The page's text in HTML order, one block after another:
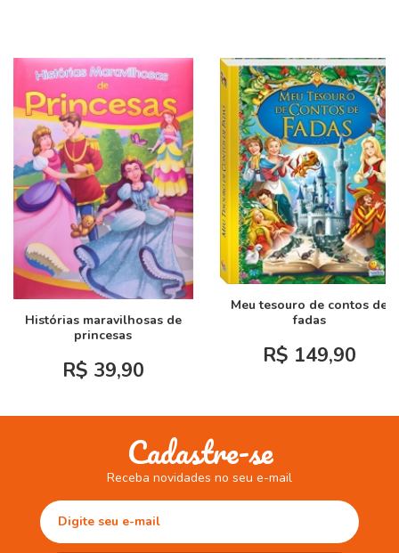
Histórias maravilhosas de
princesas
R$ 39,90
Meu tesouro de contos de
fadas
R$ 149,90
Cadastre-se
Receba novidades no seu e-mail